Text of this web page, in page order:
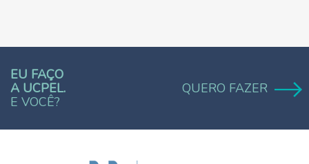
EU FAÇO
A UCPEL.
E VOCÊ?
QUERO FAZER